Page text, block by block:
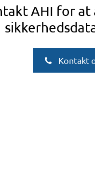
AHI for at
Kontakt